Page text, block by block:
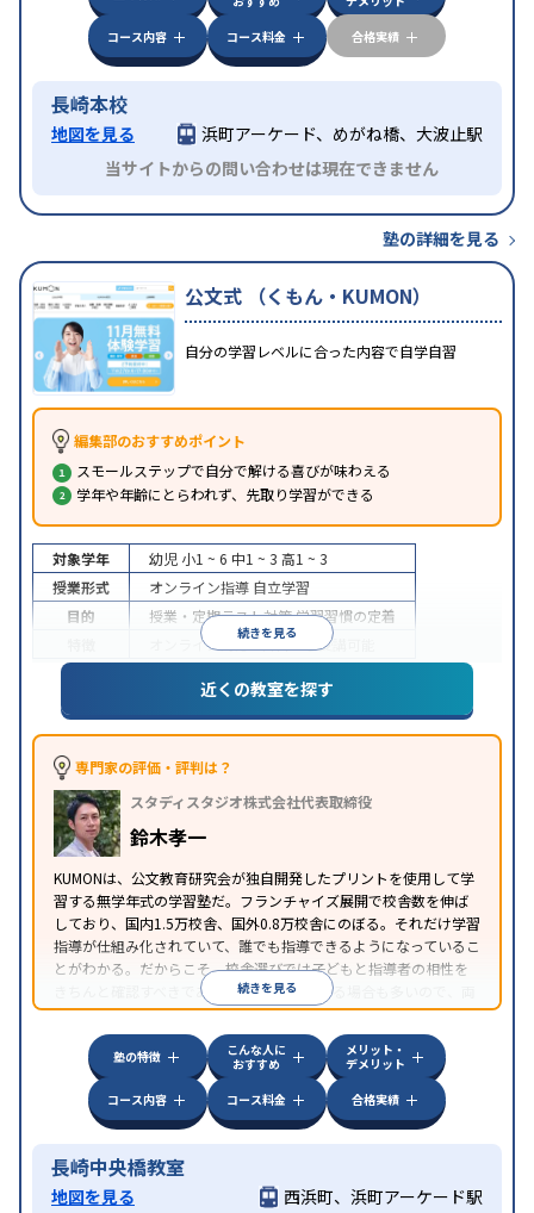
コース内容
コース料金 合格実績
長崎本校
地図を見る
浜町アーケード、めがね橋、大波止駅
当サイトからの問い合わせは現在できません
塾の詳細を見る
公文式 （くもん・KUMON）
自分の学習レベルに合った内容で自学自習
編集部のおすすめポイント
スモールステップで自分で解ける喜びが味わえる
学年や年齢にとらわれず、先取り学習ができる
続きを見る
対象学年 幼児 小1 ~ 6 中1 ~ 3 高1 ~ 3
授業形式
オンライン指導 自立学習
目的
授業・定期テスト対策学習習慣の定着
オンライン対応1科目から受講可能
近くの教室を探す
専門家の評価・評判は？
スタディスタジオ株式会社代表取締役
鈴木孝一
KUMONは、公文教育研究会が独自開発したプリントを使用して学
習する無学年式の学習塾だ。フランチャイズ展開で校舎数を伸ば
しており、国内1.5万校舎、国外0.8万校舎にのぼる。それだけ学習
指導が仕組み化されていて、誰でも指導できるようになっているこ
とがわかる。だからこそ、校舎選びでは子どもと指導者の相性を
きちんと確認すべきである。近所に2校舎ある場合も多いので、両
方見学してみることをオススメする。
続きを見る
塾の特徴
こんな人に
おすすめ
メリット・
デメリット
コース内容
コース料金 合格実績
長崎中央橋教室
地図を見る
西浜町、浜町アーケード駅